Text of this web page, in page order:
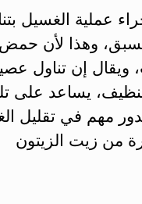
عملية الغسيل
وهذا لأن حمض
إن تناول
يساعد على
مهم في تقليل
من زيت الزيتون